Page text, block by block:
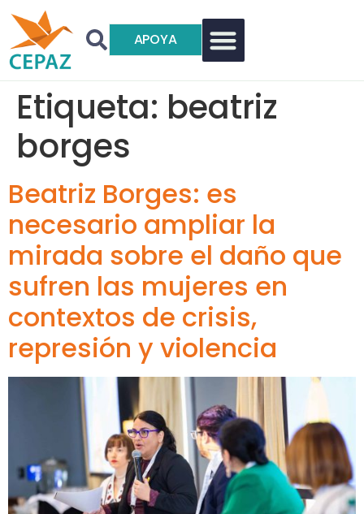
APOYA
Etiqueta: beatriz
borges
Beatriz Borges: es
necesario ampliar la
mirada sobre el daño que
sufren las mujeres en
contextos de crisis,
represión y violencia